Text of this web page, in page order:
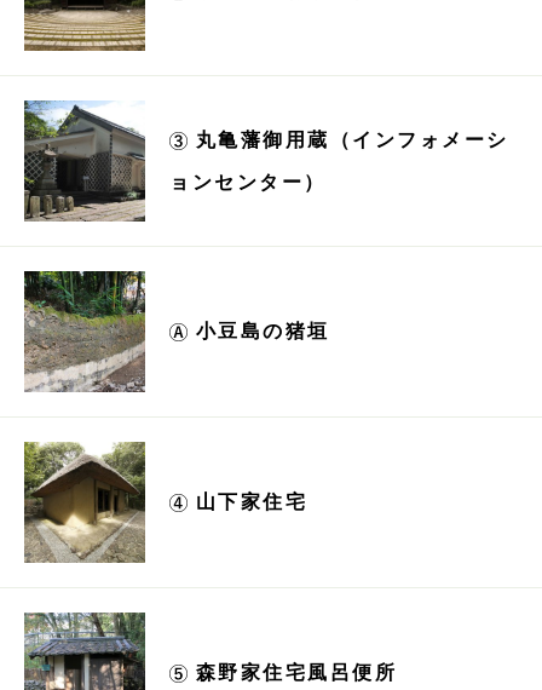
丸亀藩御用蔵（インフォメーシ
ョンセンター）
小豆島の猪垣
山下家住宅
森野家住宅風呂便所